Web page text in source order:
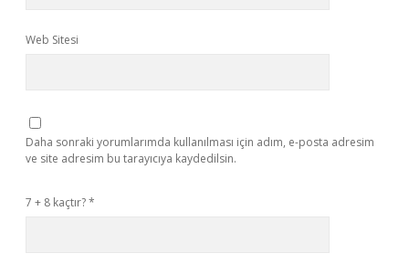
Web Sitesi
Daha sonraki yorumlarımda kullanılması için adım, e-posta adresim
ve site adresim bu tarayıcıya kaydedilsin.
7 + 8 kaçtır?*